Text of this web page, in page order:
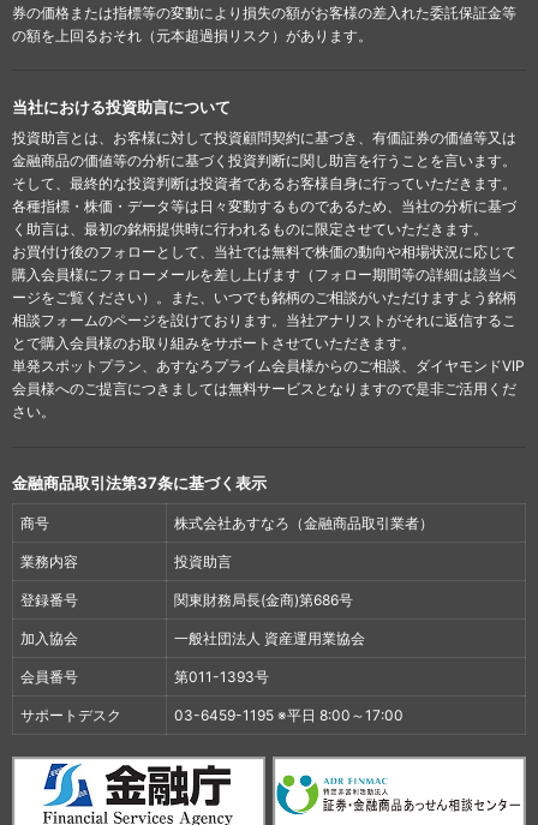
券の価格または指標等の変動により損失の額がお客様の差入れた委託保証金等
の額を上回るおそれ（元本超過損リスク）があります。
当社における投資助言について
投資助言とは、お客様に対して投資顧問契約に基づき、有価証券の価値等又は
金融商品の価値等の分析に基づく投資判断に関し助言を行うことを言います。
そして、最終的な投資判断は投資者であるお客様自身に行っていただきます。
各種指標・株価・データ等は日々変動するものであるため、当社の分析に基づ
く助言は、最初の銘柄提供時に行われるものに限定させていただきます。
お買付け後のフォローとして、当社では無料で株価の動向や相場状況に応じて
購入会員様にフォローメールを差し上げます（フォロー期間等の詳細は該当ペ
ージをご覧ください）。また、いつでも銘柄のご相談がいただけますよう銘柄
相談フォームのページを設けております。当社アナリストがそれに返信するこ
とで購入会員様のお取り組みをサポートさせていただきます。
単発スポットプラン、あすなろプライム会員様からのご相談、ダイヤモンドVIP
会員様へのご提言につきましては無料サービスとなりますので是非ご活用くだ
さい。
金融商品取引法第37条に基づく表示
商号 株式会社あすなろ（金融商品取引業者）
業務内容 投資助言
登録番号 関東財務局長(金商)第686号
加入協会 一般社団法人 資産運用業協会
会員番号 第011-1393号
サポートデスク 03-6459-1195 ※平日 8:00～17:00